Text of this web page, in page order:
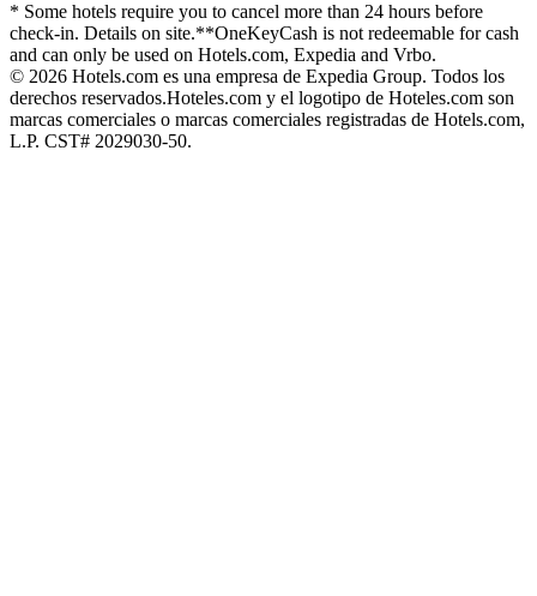
* Some hotels require you to cancel more than 24 hours before
check-in. Details on site.**OneKeyCash is not redeemable for cash
and can only be used on Hotels.com, Expedia and Vrbo.
© 2026 Hotels.com es una empresa de Expedia Group. Todos los
derechos reservados.Hoteles.com y el logotipo de Hoteles.com son
marcas comerciales o marcas comerciales registradas de Hotels.com,
L.P. CST# 2029030-50.